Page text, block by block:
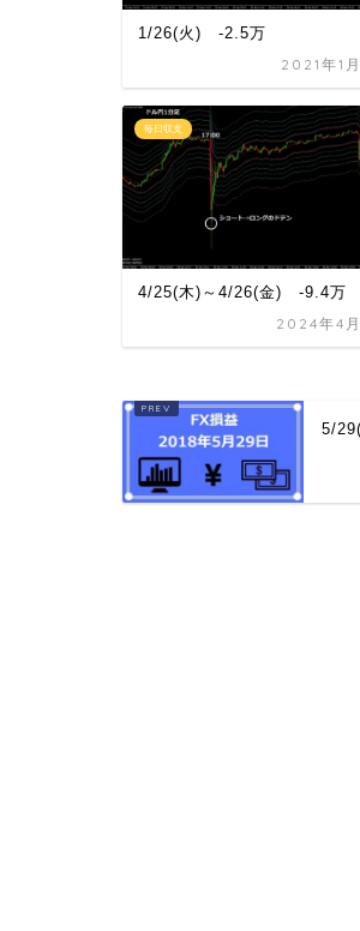
1/26(火) -2.5万
2021年1
毎日収支
4/25(木)～4/26(金) -9.4万
2024年4
5/